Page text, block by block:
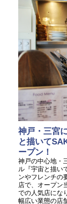
神戸・三宮
と描いて
ープン！
神戸の中心地・
ル『宇宙と描い
ンやフレンチの
店で、オープン
での人気店にな
幅広い業態の店